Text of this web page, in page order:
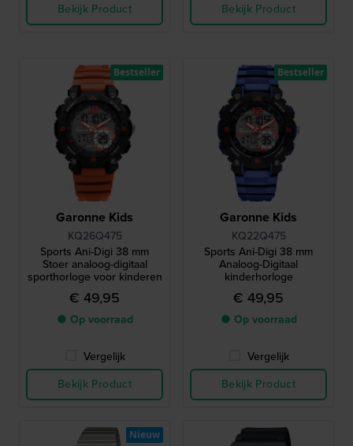
Bekijk Product
Bekijk Product
Garonne Kids
KQ26Q475
Sports Ani-Digi 38 mm
Stoer analoog-digitaal
sporthorloge voor kinderen
€ 49,95
● Op voorraad
Vergelijk
Bekijk Product
Bestseller
Garonne Kids
KQ22Q475
Sports Ani-Digi 38 mm
Analoog-Digitaal
kinderhorloge
€ 49,95
● Op voorraad
Vergelijk
Bekijk Product
Bestseller
Nieuw